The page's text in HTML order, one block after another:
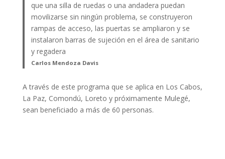
que una silla de ruedas o una andadera puedan
movilizarse sin ningún problema, se construyeron
rampas de acceso, las puertas se ampliaron y se
instalaron barras de sujeción en el área de sanitario
y regadera
Carlos Mendoza Davis
A través de este programa que se aplica en Los Cabos,
La Paz, Comondú, Loreto y próximamente Mulegé,
sean beneficiado a más de 60 personas.